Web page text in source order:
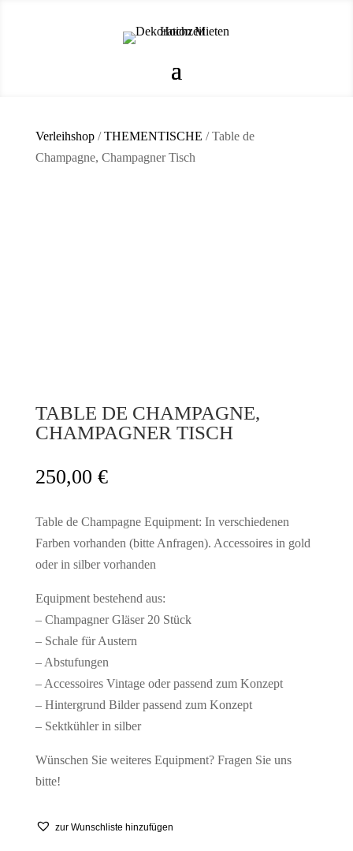
Verleihshop/THEMENTISCHE / Table de
Champagne, Champagner Tisch
TABLE DE CHAMPAGNE,
CHAMPAGNER TISCH
250,00 €
Table de Champagne Equipment: In verschiedenen
Farben vorhanden (bitte Anfragen). Accessoires in gold
oder in silber vorhanden
Equipment bestehend aus:
– Champagner Gläser 20 Stück
– Schale für Austern
– Abstufungen
– Accessoires Vintage oder passend zum Konzept
– Hintergrund Bilder passend zum Konzept
– Sektkühler in silber
Wünschen Sie weiteres Equipment? Fragen Sie uns
bitte!
zur Wunschliste hinzufügen